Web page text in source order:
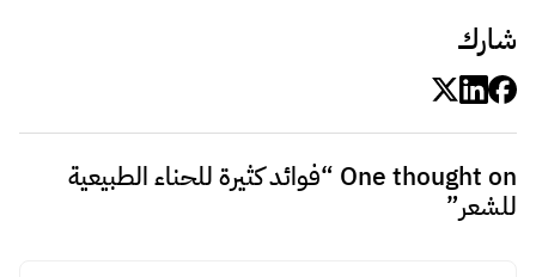
شارك
One thought on “ فوائد كثيرة للحناء الطبيعية
للشعر”